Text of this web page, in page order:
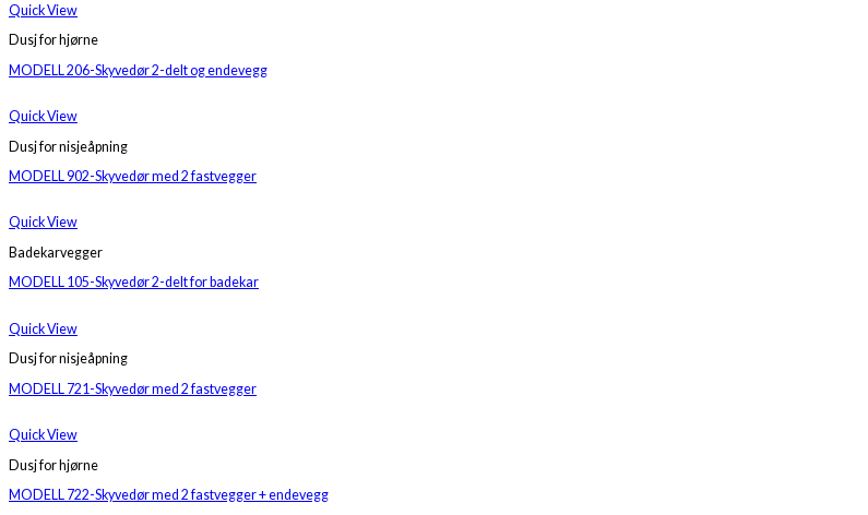
Quick View
Dusj for hjørne
MODELL 206-Skyvedør 2-delt og endevegg
Quick View
Dusj for nisjeåpning
MODELL 902-Skyvedør med 2 fastvegger
Quick View
Badekarvegger
MODELL 105-Skyvedør 2-delt for badekar
Quick View
Dusj for nisjeåpning
MODELL 721-Skyvedør med 2 fastvegger
Quick View
Dusj for hjørne
MODELL 722-Skyvedør med 2 fastvegger + endevegg